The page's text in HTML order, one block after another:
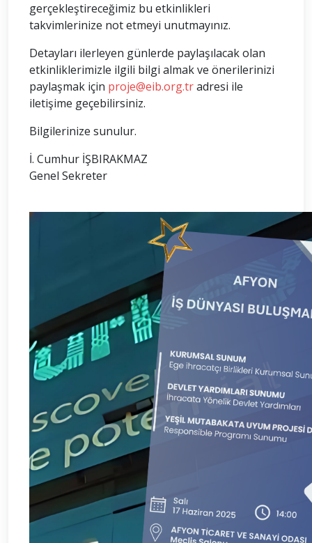
gerçekleştireceğimiz bu etkinlikleri
takvimlerinize not etmeyi unutmayınız.
Detayları ilerleyen günlerde paylaşılacak olan
etkinliklerimizle ilgili bilgi almak ve önerilerinizi
paylaşmak için proje@eib.org.tradresi ile
iletişime geçebilirsiniz.
Bilgilerinize sunulur.
İ. Cumhur İŞBIRAKMAZ
Genel Sekreter